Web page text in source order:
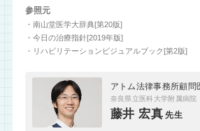
参照元
・南山堂医学大辞典[第20版]
・今日の治療指針[2019年版]
・リハビリテーションビジュアルブック[第2版]
アトム法律事務所顧問
奈良県立医科大学附属病院
藤井 宏真 先生